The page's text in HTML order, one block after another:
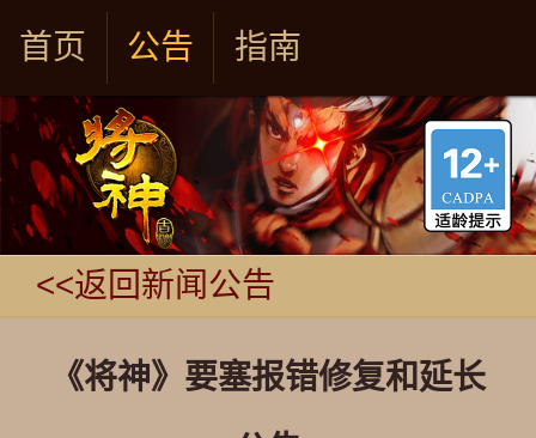
首页 公告 指南
<<返回新闻公告
《将神》要塞报错修复和延长